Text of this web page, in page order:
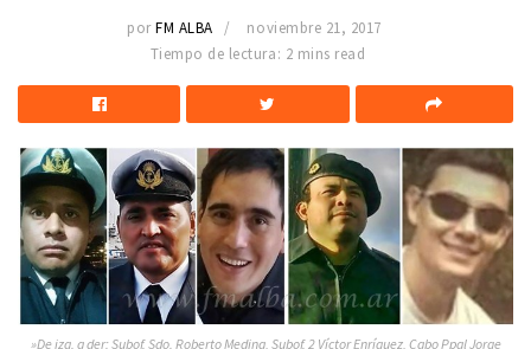
por FM ALBA
noviembre 21, 2017
Tiempo de lectura: 2 mins read
»De izq. a der: Subof. Sdo. Roberto Medina, Subof. 2 Víctor Enríquez, Cabo Ppal Jorge